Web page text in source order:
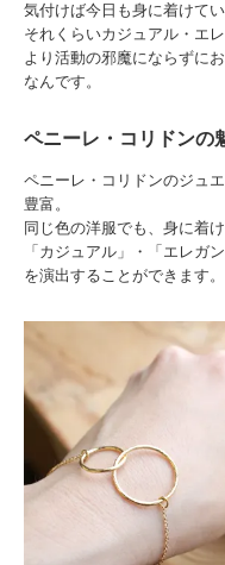
気付けば今日も身に着けてい
それくらいカジュアル・エ
より活動の邪魔にならずに
なんです。
ペニーレ・コリドンの
ペニーレ・コリドンのジュ
豊富。
同じ色の洋服でも、身に着
「カジュアル」・「エレガ
を演出することができます。